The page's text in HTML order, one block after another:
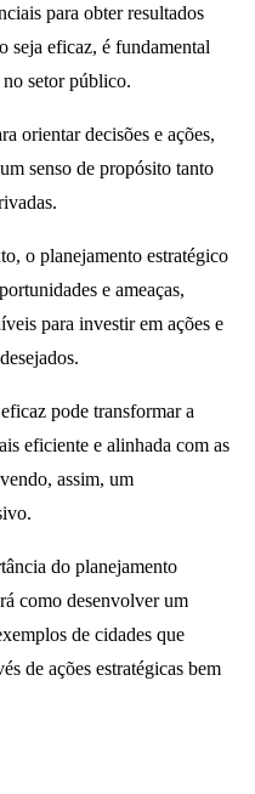
para obter resultados
seja eficaz, é fundamental
setor público.
orientar decisões e ações,
senso de propósito tanto
o planejamento estratégico
e ameaças,
para investir em ações e
pode transformar a
eficiente e alinhada com as
assim, um
do planejamento
como desenvolver um
de cidades que
de ações estratégicas bem